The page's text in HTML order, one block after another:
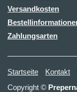
Versandkosten
Zahlungsarten
Startseite Kontakt
Copyright ©